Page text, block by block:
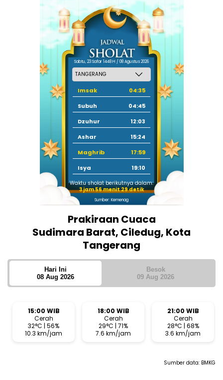
Sabtu, 23 Safar 1448 H / 08 Agustus 2026
Imsak
04:35
Subuh
04:45
Dzuhur
12:03
Ashar
15:24
Maghrib
17:59
Isya
19:10
Waktu sholat berikutnya dalam:
3 jam 56 menit 28 detik
Sumber: Kemenag
Prakiraan Cuaca
Sudimara Barat, Ciledug, Kota
Tangerang
Hari Ini
08 Aug 2026
Besok
09 Aug 2026
15:00 WIB
Cerah
32°C | 56%
10.3 km/jam
18:00 WIB
Cerah
29°C | 71%
7.6 km/jam
21:00 WIB
Cerah
28°C | 68%
3.6 km/jam
Sumber data: BMKG